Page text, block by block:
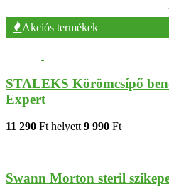
Akciós termékek
STALEKS Körömcsípő
Expert
11 290 Fthelyett9 990 Ft
Swann Morton steril